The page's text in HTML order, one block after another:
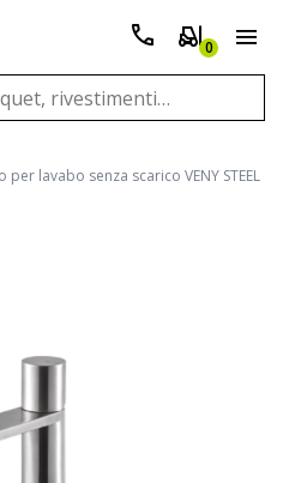
0
lavabo senza scarico VENY STEEL